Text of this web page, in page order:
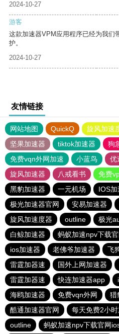
2024-10-27
游客
这款加速器VPM应用程序已经为我们
护。
2024-10-27
友情链接
网站地图 QuickQ 旋风加速
坚果加速器
tiktok加速器
狗
免费vqn外网加速
小蓝鸟 优
旋风加速器
八戒看书
免费
黑豹加速器
一元机场 IOS加
极光加速器官网
安易加速器
旋风加速度器
outline 极光
白鲸加速器
蚂蚁加速npv下载
ios加速器
老佛爷加速器 飞
雷霆加器速
国外上网加速器
雷霆加器速
快连加速器app
海鸥加速器
免费vqn外网 猎
酷通加速器官网
每天免费2小
outline
蚂蚁加速npv下载官网